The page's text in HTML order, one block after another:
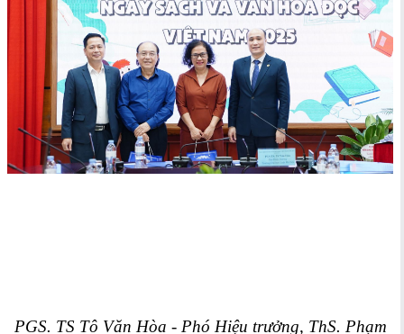
PGS. TS Tô Văn Hòa - Phó Hiệu trưởng, ThS. Phạm